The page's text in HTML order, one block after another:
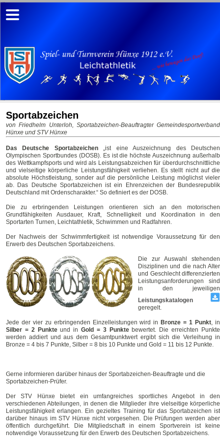
Sportabzeichen
von Friedhelm Unterloh, Sportabzeichen-Beauftragter Gemeindesportverband
Hünxe und STV Hünxe
Das Deutsche Sportabzeichen„ist eine Auszeichnung des Deutschen
Olympischen Sportbundes (DOSB). Es ist die höchste Auszeichnung außerhalb
des Wettkampfsports und wird als Leistungsabzeichen für überdurchschnittliche
und vielseitige körperliche Leistungsfähigkeit verliehen. Es stellt nicht auf die
absolute Höchstleistung, sonder auf die persönliche Leistung möglichst vieler
ab. Das Deutsche Sportabzeichen ist ein Ehrenzeichen der Bundesrepublik
Deutschland mit Ordenscharakter.“ So definiert es der DOSB.
Die zu erbringenden Leistungen orientieren sich an den motorischen
Grundfähigkeiten Ausdauer, Kraft, Schnelligkeit und Koordination in den
Sportarten Turnen, Leichtathletik, Schwimmen und Radfahren.
Der Nachweis der Schwimmfertigkeit ist notwendige Voraussetzung für den
Erwerb des Deutschen Sportabzeichens.
Die zur Auswahl stehenden
Disziplinen und die nach Alter
und Geschlecht differenzierten
Leistungsanforderungen sind
in den jeweiligen
Leistungskatalogen
geregelt.
Jede der vier zu erbringenden Einzelleistungen wird in Bronze = 1 Punkt, in
Silber = 2 Punkteund inGold = 3 Punktebewertet. Die erreichten Punkte
werden addiert und aus dem Gesamtpunktwert ergibt sich die Verleihung in
Bronze = 4 bis 7 Punkte, Silber = 8 bis 10 Punkte und Gold = 11 bis 12 Punkte.
Gerne informieren darüber hinaus der Sportabzeichen-Beauftragte und die
Sportabzeichen-Prüfer.
Der STV Hünxe bietet ein umfangreiches sportliches Angebot in den
verschiedenen Abteilungen, in denen die Mitglieder ihre vielseitige körperliche
Leistungsfähigkeit erlangen. Ein gezieltes Training für das Sportabzeichen ist
darüber hinaus im STV Hünxe nicht vorgesehen. Die Prüfungen werden aber
öffentlich durchgeführt. Die Mitgliedschaft in einem Sportverein ist keine
notwendige Voraussetzung für den Erwerb des Deutschen Sportabzeichens.